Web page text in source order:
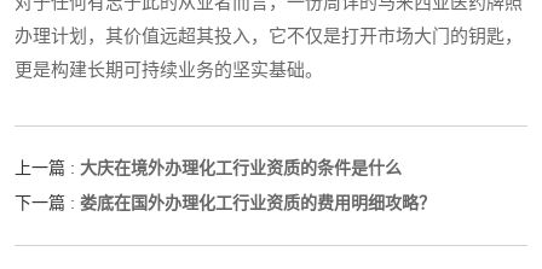
办理计划，其价值远超其投入，它不仅是打开市场大门的钥匙，
更是构建长期可持续业务的坚实基础。
上一篇 : 大庆在境外办理化工行业资质的条件是什么
下一篇 : 娄底在国外办理化工行业资质的费用明细攻略？